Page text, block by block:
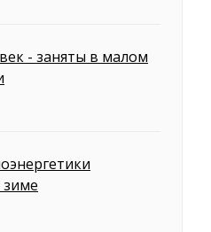
- заняты в малом
зиме